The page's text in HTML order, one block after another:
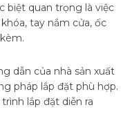
biệt quan trọng là việc
tay nắm cửa, ốc
dẫn của nhà sản xuất
pháp lắp đặt phù hợp.
lắp đặt diễn ra